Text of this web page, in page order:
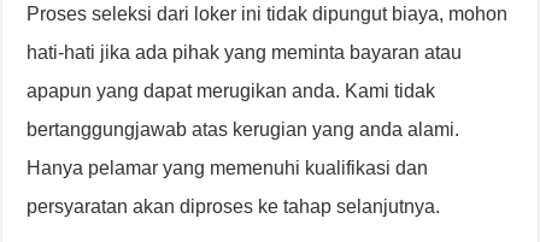
Proses seleksi dari loker ini tidak dipungut biaya, mohon
hati-hati jika ada pihak yang meminta bayaran atau
apapun yang dapat merugikan anda. Kami tidak
bertanggungjawab atas kerugian yang anda alami.
Hanya pelamar yang memenuhi kualifikasi dan
persyaratan akan diproses ke tahap selanjutnya.